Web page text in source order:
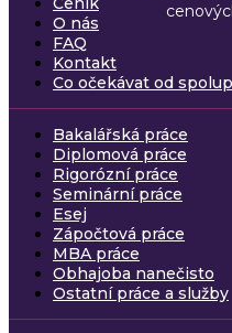
O nás
FAQ
Kontakt
Co očekávat od
Bakalářská práce
Diplomová práce
Rigorózní práce
Seminární práce
Esej
Zápočtová práce
MBA práce
Obhajoba nanečisto
Ostatní práce a služby